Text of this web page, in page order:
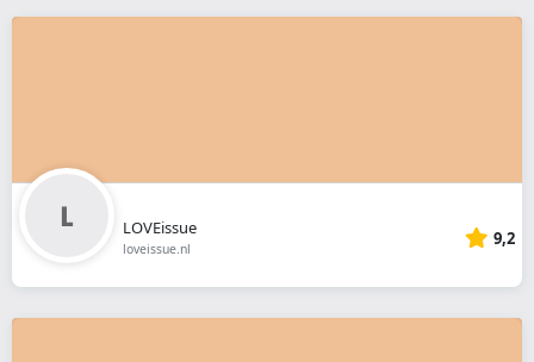
LOVEissue
loveissue.nl 9,2